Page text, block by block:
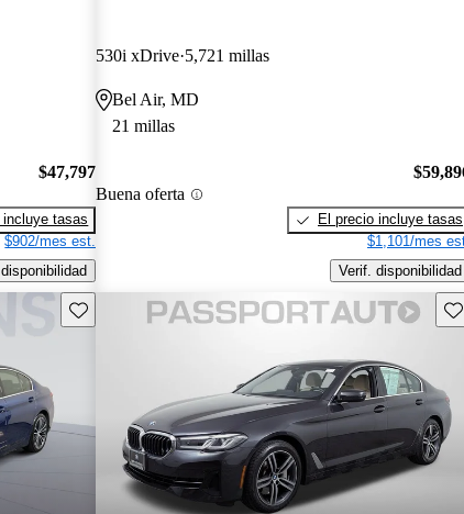
$47,797
incluye tasas
$902/mes est.
530i xDrive 5,721 millas
Bel Air, MD
21 millas
Buena oferta
El precio incluye tasas
$1,101/mes
Verif. disponibilidad
Guarda este Aviso